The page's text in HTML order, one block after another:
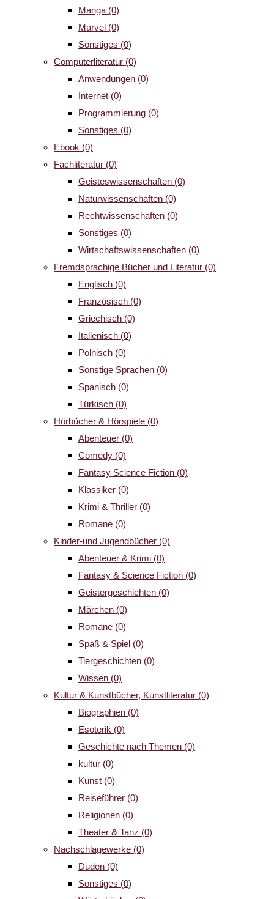
Manga (0)
Marvel (0)
Sonstiges (0)
Computerliteratur (0)
Anwendungen (0)
Internet (0)
Programmierung (0)
Sonstiges (0)
Ebook (0)
Fachliteratur (0)
Geisteswissenschaften (0)
Naturwissenschaften (0)
Rechtwissenschaften (0)
Sonstiges (0)
Wirtschaftswissenschaften (0)
Fremdsprachige Bücher und Literatur (0)
Englisch (0)
Französisch (0)
Griechisch (0)
Italienisch (0)
Polnisch (0)
Sonstige Sprachen (0)
Spanisch (0)
Türkisch (0)
Hörbücher & Hörspiele (0)
Abenteuer (0)
Comedy (0)
Fantasy Science Fiction (0)
Klassiker (0)
Krimi & Thriller (0)
Romane (0)
Kinder-und Jugendbücher (0)
Abenteuer & Krimi (0)
Fantasy & Science Fiction (0)
Geistergeschichten (0)
Märchen (0)
Romane (0)
Spaß & Spiel (0)
Tiergeschichten (0)
Wissen (0)
Kultur & Kunstbücher, Kunstliteratur (0)
Biographien (0)
Esoterik (0)
Geschichte nach Themen (0)
kultur (0)
Kunst (0)
Reiseführer (0)
Religionen (0)
Theater & Tanz (0)
Nachschlagewerke (0)
Duden (0)
Sonstiges (0)